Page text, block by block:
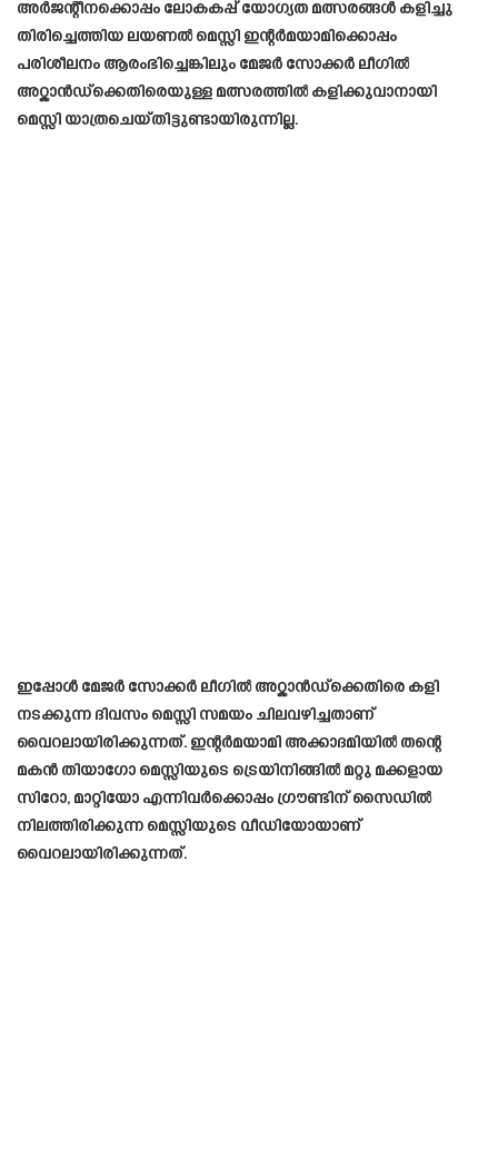
അർജന്റീനക്കൊപ്പം ലോകകപ്പ് യോഗ്യത മത്സരങ്ങൾ കളിച്ചു
തിരിച്ചെത്തിയ ലയണൽ മെസ്സി ഇന്റർമയാമിക്കൊപ്പം
പരിശീലനം ആരംഭിച്ചെങ്കിലും മേജർ സോക്കർ ലീഗിൽ
അറ്റ്ലാൻഡ്ക്കെതിരെയുള്ള മത്സരത്തിൽ കളിക്കുവാനായി
മെസ്സി യാത്രചെയ്തിട്ടുണ്ടായിരുന്നില്ല.
ഇപ്പോൾ മേജർ സോക്കർ ലീഗിൽ അറ്റ്ലാൻഡ്ക്കെതിരെ കളി
നടക്കുന്ന ദിവസം മെസ്സി സമയം ചിലവഴിച്ചതാണ്
വൈറലായിരിക്കുന്നത്. ഇന്റർമയാമി അക്കാദമിയിൽ തന്റെ
മകൻ തിയാഗോ മെസ്സിയുടെ ട്രെയിനിങ്ങിൽ മറ്റു മക്കളായ
സിറോ, മാറ്റിയോ എന്നിവർക്കൊപ്പം ഗ്രൗണ്ടിന് സൈഡിൽ
നിലത്തിരിക്കുന്ന മെസ്സിയുടെ വീഡിയോയാണ്
വൈറലായിരിക്കുന്നത്.